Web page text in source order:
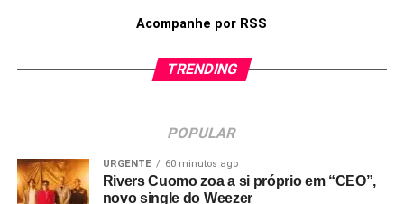
Acompanhe por RSS
TRENDING
POPULAR
URGENTE 60 minutos ago
Rivers Cuomo zoa a si próprio em “CEO”,
novo single do Weezer